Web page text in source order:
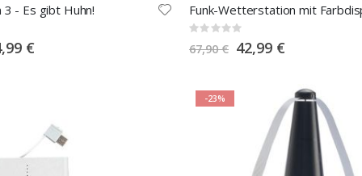
3 - Es gibt Huhn!
€
Funk-Wetterstation mit
Rating:
0%
67,90 € Special
Price
42,99 €
-23%